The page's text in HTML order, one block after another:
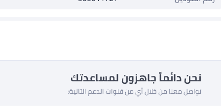
نحن دائماً جاهزون لمساعدتك
تواصل معنا من خلال أي من قنوات الدعم التالية: